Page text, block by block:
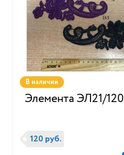
В наличии
Элемента ЭЛ21/120
120 руб.